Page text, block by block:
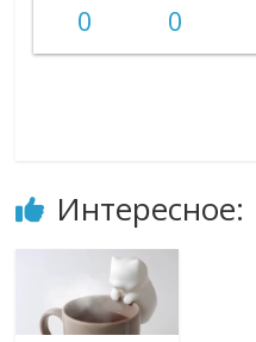
0 0
Интересное: